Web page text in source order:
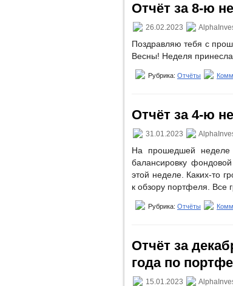
Отчёт за 8-ю
26.02.2023
Поздравляю тебя с
Весны! Неделя
Рубрика: Отчёты
Отчёт за 4-ю
31.01.2023
На прошедшей неделе
балансировку
этой неделе. Каких-то
к обзору портфеля. Все
Рубрика: Отчёты
Отчёт за
года по
15.01.2023